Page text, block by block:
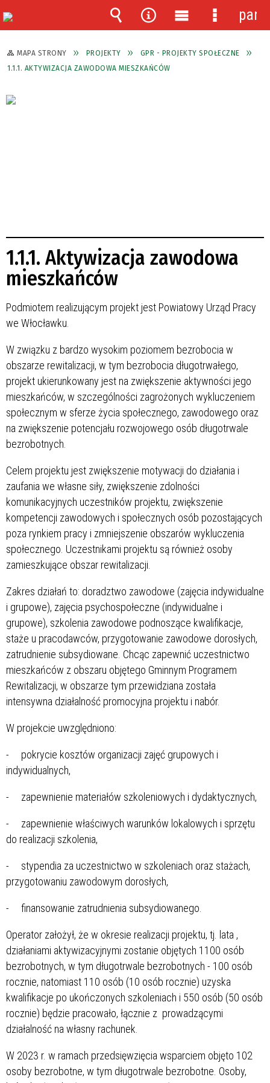
MAPA STRONY PROJEKTY
GPR - PROJEKTY SPOŁECZNE
1.1.1. AKTYWIZACJA ZAWODOWA MIESZKAŃCÓW
1.1.1. Aktywizacja zawodowa
mieszkańców
Podmiotem realizującym projekt jest Powiatowy Urząd Pracy
we Włocławku.
W związku z bardzo wysokim poziomem bezrobocia w
obszarze rewitalizacji, w tym bezrobocia długotrwałego,
projekt ukierunkowany jest na zwiększenie aktywności jego
mieszkańców, w szczególności zagrożonych wykluczeniem
społecznym w sferze życia społecznego, zawodowego oraz
na zwiększenie potencjału rozwojowego osób długotrwale
bezrobotnych.
Celem projektu jest zwiększenie motywacji do działania i
zaufania we własne siły, zwiększenie zdolności
komunikacyjnych uczestników projektu, zwiększenie
kompetencji zawodowych i społecznych osób pozostających
poza rynkiem pracy i zmniejszenie obszarów wykluczenia
społecznego. Uczestnikami projektu są również osoby
zamieszkujące obszar rewitalizacji.
Zakres działań to: doradztwo zawodowe (zajęcia indywidualne
i grupowe), zajęcia psychospołeczne (indywidualne i
grupowe), szkolenia zawodowe podnoszące kwalifikacje,
staże u pracodawców, przygotowanie zawodowe dorosłych,
zatrudnienie subsydiowane. Chcąc zapewnić uczestnictwo
mieszkańców z obszaru objętego Gminnym Programem
Rewitalizacji, w obszarze tym przewidziana została
intensywna działalność promocyjna projektu i nabór.
W projekcie uwzględniono:
- pokrycie kosztów organizacji zajęć grupowych i
indywidualnych,
- zapewnienie materiałów szkoleniowych i dydaktycznych,
- zapewnienie właściwych warunków lokalowych i sprzętu
do realizacji szkolenia,
- stypendia za uczestnictwo w szkoleniach oraz stażach,
przygotowaniu zawodowym dorosłych,
- finansowanie zatrudnienia subsydiowanego.
Operator założył, że w okresie realizacji projektu, tj. lata ,
działaniami aktywizacyjnymi zostanie objętych 1100 osób
bezrobotnych, w tym długotrwale bezrobotnych - 100 osób
rocznie, natomiast 110 osób (10 osób rocznie) uzyska
kwalifikacje po ukończonych szkoleniach i 550 osób (50 osób
rocznie) będzie pracowało, łącznie z prowadzącymi
działalność na własny rachunek.
W 2023 r. w ramach przedsięwzięcia wsparciem objęto 102
osoby bezrobotne, w tym długotrwale bezrobotne. Osoby,
Wyszukiwarka
Narzędzia
Menu
główne
Menu